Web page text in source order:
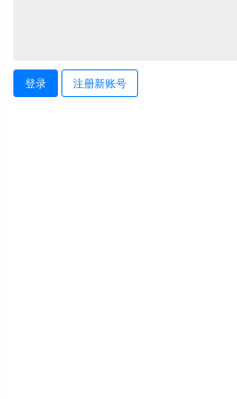
登录 注册新账号